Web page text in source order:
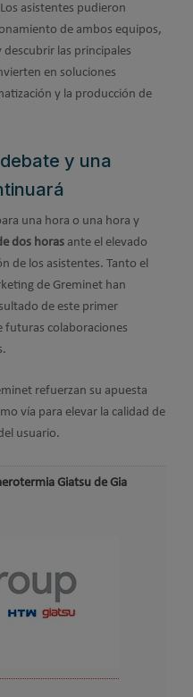
asistentes pudieron
de ambos equipos,
las principales
en soluciones
y la producción de
y una
una hora o una hora y
dos horas ante el elevado
de los asistentes. Tanto el
de Greminet han
de este primer
futuras colaboraciones
refuerzan su apuesta
vía para elevar la calidad de
usuario.
Giatsu de Gia